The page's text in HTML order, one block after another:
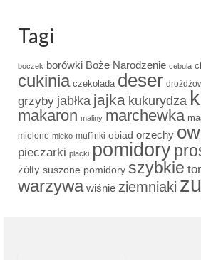
Tagi
boczek borówki Boże Narodzenie cebula
cukinia czekolada deser
grzyby jabłka jajka kukurydza
makaron maliny marchewka
mielone mleko muffinki obiad orzechy
pieczarki placki pomidory
żółty suszone pomidory szybkie
warzywa wiśnie ziemniaki